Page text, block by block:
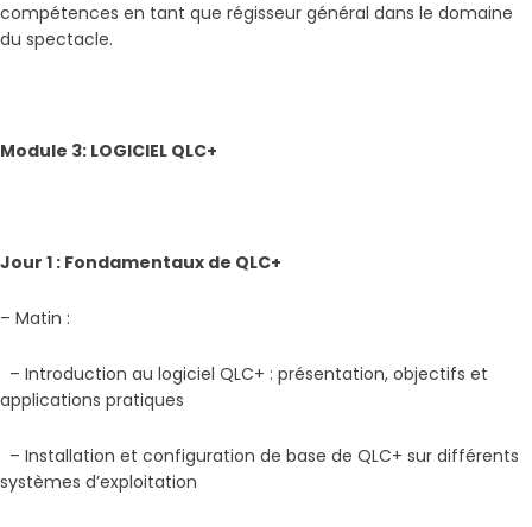
compétences en tant que régisseur général dans le domaine
du spectacle.
Module 3: LOGICIEL QLC+
Jour 1 : Fondamentaux de QLC+
– Matin :
– Introduction au logiciel QLC+ : présentation, objectifs et
applications pratiques
– Installation et configuration de base de QLC+ sur différents
systèmes d’exploitation